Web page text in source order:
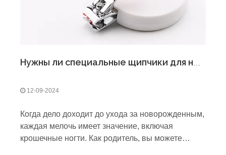
Нужны ли специальные щипчики для ногтей для младенцев?
12-09-2024
Когда дело доходит до ухода за новорожденным,
каждая мелочь имеет значение, включая
крошечные ногти. Как родитель, вы можете